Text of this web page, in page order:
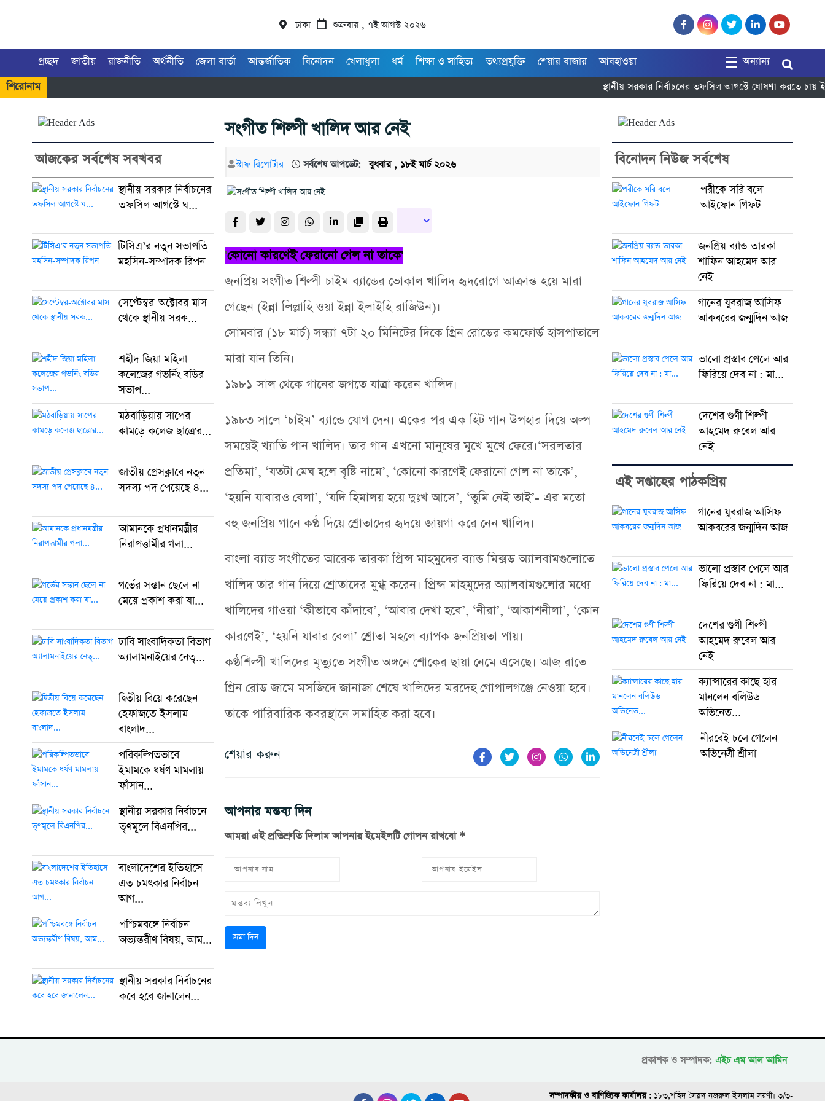
ঢাকা শুক্রবার , ৭ই আগস্ট ২০২৬
প্রচ্ছদ জাতীয় রাজনীতি অর্থনীতি জেলা বার্তা আন্তর্জাতিক বিনোদন খেলাধুলা ধর্ম শিক্ষা ও সাহিত্য তথ্যপ্রযুক্তি শেয়ার বাজার আবহাওয়া
অন্যান্য
শিরোনাম
স্থানীয় সরকার নির্বাচনের তফসিল আগস্টে ঘোষণা করতে চায়
আজকের সর্বশেষ সবখবর
স্থানীয় সরকার নির্বাচনের
তফসিল আগস্টে ঘ...
টিসিএ’র নতুন সভাপতি
মহসিন-সম্পাদক রিপন
সেপ্টেম্বর-অক্টোবর মাস
থেকে স্থানীয় সরক...
শহীদ জিয়া মহিলা
কলেজের গভর্নিং বডির
সভাপ...
মঠবাড়িয়ায় সাপের
কামড়ে কলেজ ছাত্রে'র...
জাতীয় প্রেসক্লাবে নতুন
সদস্য পদ পেয়েছে ৪...
আমানকে প্রধানমন্ত্রীর
নিরাপত্তার্মীর গলা...
গর্ভের সন্তান ছেলে না
মেয়ে প্রকাশ করা যা...
ঢাবি সাংবাদিকতা বিভাগ
অ্যালামনাইয়ের নেতৃ...
দ্বিতীয় বিয়ে করেছেন
হেফাজতে ইসলাম
বাংলাদ...
পরিকল্পিতভাবে
ইমামকে ধর্ষণ মামলায়
ফাঁসান...
স্থানীয় সরকার নির্বাচনে
তৃণমূলে বিএনপির...
বাংলাদেশের ইতিহাসে
এত চমৎকার নির্বাচন
আগ...
পশ্চিমবঙ্গে নির্বাচন
অভ্যন্তরীণ বিষয়, আম...
স্থানীয় সরকার নির্বাচনের
কবে হবে জানালেন...
সংগীত শিল্পী খালিদ আর নেই
স্টাফ রিপোর্টার সর্বশেষ আপডেট: বুধবার , ১৮ই মার্চ ২০২৬
'কোনো কারণেই ফেরানো গেল না তাকে'
জনপ্রিয় সংগীত শিল্পী চাইম ব্যান্ডের ভোকাল খালিদ হৃদরোগে আক্রান্ত হয়ে মারা
গেছেন (ইন্না লিল্লাহি ওয়া ইন্না ইলাইহি রাজিউন)।
সোমবার (১৮ মার্চ) সন্ধ্যা ৭টা ২০ মিনিটের দিকে গ্রিন রোডের কমফোর্ড হাসপাতালে
মারা যান তিনি।
১৯৮১ সাল থেকে গানের জগতে যাত্রা করেন খালিদ।
১৯৮৩ সালে ‘চাইম’ ব্যান্ডে যোগ দেন। একের পর এক হিট গান উপহার দিয়ে অল্প
সময়েই খ্যাতি পান খালিদ। তার গান এখনো মানুষের মুখে মুখে ফেরে।‘সরলতার
প্রতিমা’, ‘যতটা মেঘ হলে বৃষ্টি নামে’, ‘কোনো কারণেই ফেরানো গেল না তাকে’,
‘হয়নি যাবারও বেলা’, ‘যদি হিমালয় হয়ে দুঃখ আসে’, ‘তুমি নেই তাই’- এর মতো
বহু জনপ্রিয় গানে কণ্ঠ দিয়ে শ্রোতাদের হৃদয়ে জায়গা করে নেন খালিদ।
বাংলা ব্যান্ড সংগীতের আরেক তারকা প্রিন্স মাহমুদের ব্যান্ড মিক্সড অ্যালবামগুলোতে
খালিদ তার গান দিয়ে শ্রোতাদের মুগ্ধ করেন। প্রিন্স মাহমুদের অ্যালবামগুলোর মধ্যে
খালিদের গাওয়া ‘কীভাবে কাঁদাবে’, ‘আবার দেখা হবে’, ‘নীরা’, ‘আকাশনীলা’, ‘কোন
কারণেই’, ‘হয়নি যাবার বেলা’ শ্রোতা মহলে ব্যাপক জনপ্রিয়তা পায়।
কণ্ঠশিল্পী খালিদের মৃত্যুতে সংগীত অঙ্গনে শোকের ছায়া নেমে এসেছে। আজ রাতে
গ্রিন রোড জামে মসজিদে জানাজা শেষে খালিদের মরদেহ গোপালগঞ্জে নেওয়া হবে।
তাকে পারিবারিক কবরস্থানে সমাহিত করা হবে।
শেয়ার করুন
আপনার মন্তব্য দিন
আমরা এই প্রতিশ্রুতি দিলাম আপনার ইমেইলটি গোপন রাখবো *
জমা দিন
বিনোদন নিউজ সর্বশেষ
পরীকে সরি বলে
আইফোন গিফট
জনপ্রিয় ব্যান্ড তারকা
শাফিন আহমেদ আর
নেই
গানের যুবরাজ আসিফ
আকবরের জন্মদিন আজ
ভালো প্রস্তাব পেলে আর
ফিরিয়ে দেব না : মা...
দেশের গুণী শিল্পী
আহমেদ রুবেল আর
নেই
এই সপ্তাহের পাঠকপ্রিয়
গানের যুবরাজ আসিফ
আকবরের জন্মদিন আজ
ভালো প্রস্তাব পেলে আর
ফিরিয়ে দেব না : মা...
দেশের গুণী শিল্পী
আহমেদ রুবেল আর
নেই
ক্যান্সারের কাছে হার
মানলেন বলিউড
অভিনেত...
নীরবেই চলে গেলেন
অভিনেত্রী শ্রীলা
প্রকাশক ও সম্পাদক: এইচ এম আল আমিন
সম্পাদকীয় ও বাণিজ্যিক কার্যালয় : ১৮৩,শহিদ সৈয়দ নজরুল ইসলাম সরণী। ৩/৩-